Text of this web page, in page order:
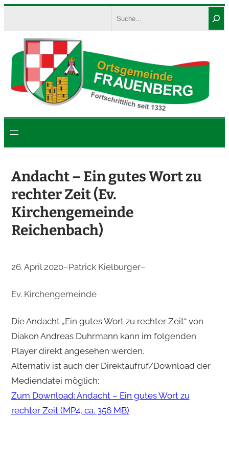
springen
Andacht – Ein gutes Wort zu
rechter Zeit (Ev.
Kirchengemeinde
Reichenbach)
26. April 2020–Patrick Kielburger–
Ev. Kirchengemeinde
Die Andacht „Ein gutes Wort zu rechter Zeit“ von
Diakon Andreas Duhrmann kann im folgenden
Player direkt angesehen werden.
Alternativ ist auch der Direktaufruf/Download der
Mediendatei möglich:
Zum Download: Andacht – Ein gutes Wort zu
rechter Zeit (MP4, ca. 356 MB)